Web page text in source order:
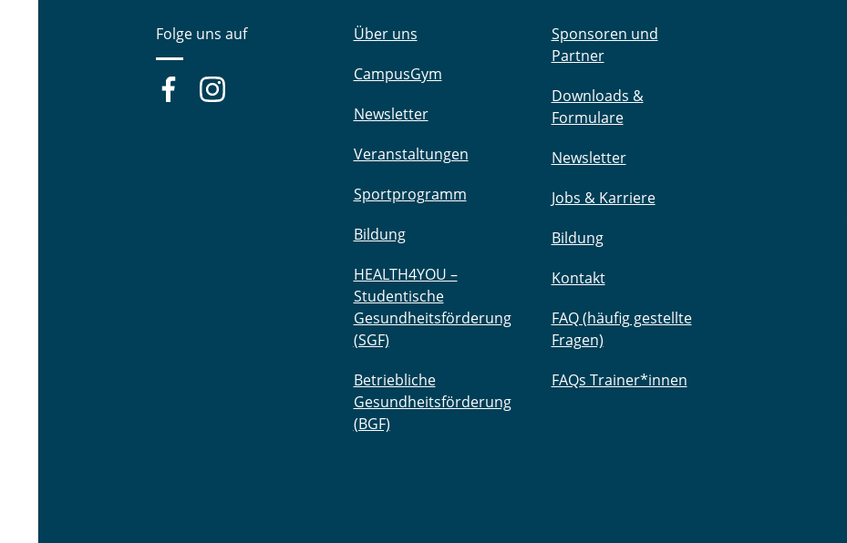
Folge uns auf
Über uns
CampusGym
Newsletter
Veranstaltungen
Sportprogramm
Bildung
HEALTH4YOU –
Studentische
Gesundheitsförderung
(SGF)
Betriebliche
Gesundheitsförderung
(BGF)
Sponsoren und
Partner
Downloads &
Formulare
Newsletter
Jobs & Karriere
Bildung
Kontakt
FAQ (häufig gestellte
Fragen)
FAQs Trainer*innen